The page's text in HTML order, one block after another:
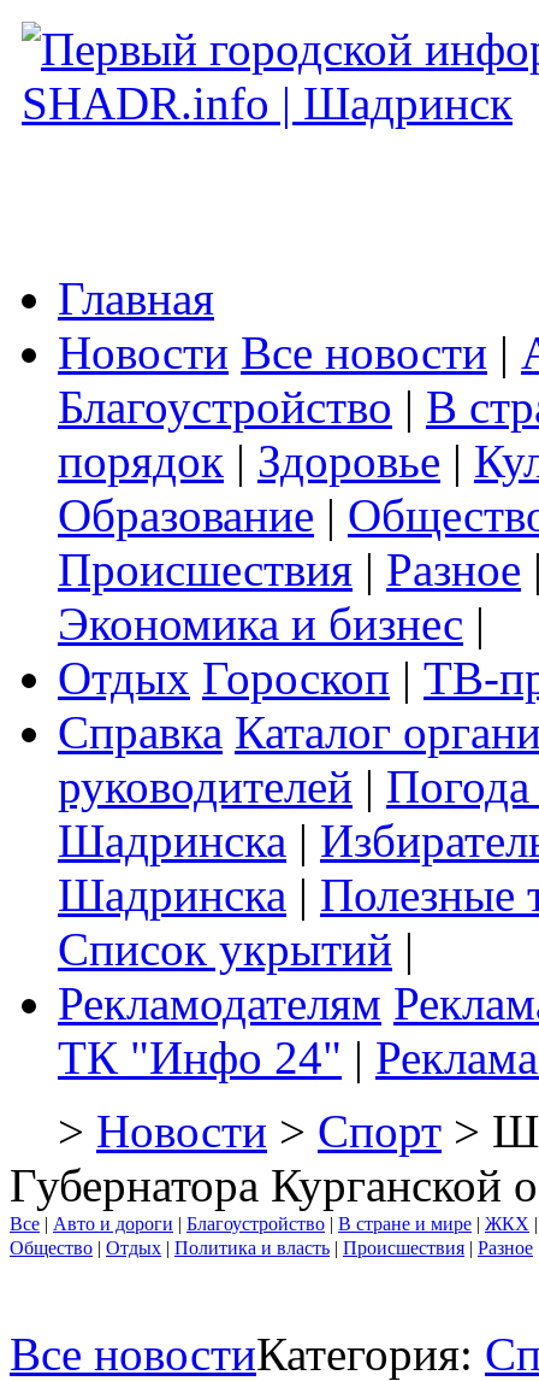
Главная
Новости Все новости |
Благоустройство | В
порядок | Здоровье |
Образование |
Происшествия | Разное
Экономика и бизнес |
Отдых Гороскоп | ТВ-
Справка Каталог
руководителей |
Шадринска |
Шадринска | Полезные
Список укрытий |
Рекламодателям
ТК "Инфо 24" |
> Новости > Спорт >
Губернатора Курганской
Все | Авто и дороги | Благоустройство | В стране и мире | ЖКХ
Общество | Отдых | Политика и власть | Происшествия | Разное
Все новостиКатегория: